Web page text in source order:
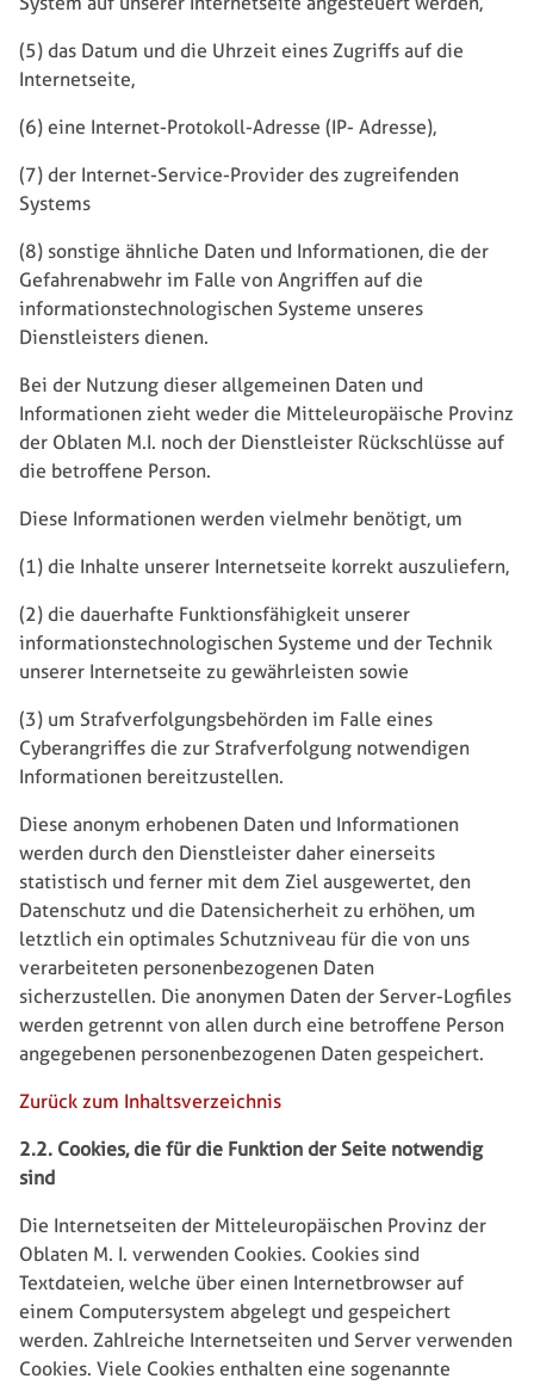
(5) das Datum und die Uhrzeit eines Zugriffs auf die
Internetseite,
(6) eine Internet-Protokoll-Adresse (IP- Adresse),
(7) der Internet-Service-Provider des zugreifenden
Systems
(8) sonstige ähnliche Daten und Informationen, die der
Gefahrenabwehr im Falle von Angriffen auf die
informationstechnologischen Systeme unseres
Dienstleisters dienen.
Bei der Nutzung dieser allgemeinen Daten und
Informationen zieht weder die Mitteleuropäische Provinz
der Oblaten M.I. noch der Dienstleister Rückschlüsse auf
die betroffene Person.
Diese Informationen werden vielmehr benötigt, um
(1) die Inhalte unserer Internetseite korrekt auszuliefern,
(2) die dauerhafte Funktionsfähigkeit unserer
informationstechnologischen Systeme und der Technik
unserer Internetseite zu gewährleisten sowie
(3) um Strafverfolgungsbehörden im Falle eines
Cyberangriffes die zur Strafverfolgung notwendigen
Informationen bereitzustellen.
Diese anonym erhobenen Daten und Informationen
werden durch den Dienstleister daher einerseits
statistisch und ferner mit dem Ziel ausgewertet, den
Datenschutz und die Datensicherheit zu erhöhen, um
letztlich ein optimales Schutzniveau für die von uns
verarbeiteten personenbezogenen Daten
sicherzustellen. Die anonymen Daten der Server-Logfiles
werden getrennt von allen durch eine betroffene Person
angegebenen personenbezogenen Daten gespeichert.
Zurück zum Inhaltsverzeichnis
2.2. Cookies, die für die Funktion der Seite notwendig
sind
Die Internetseiten der Mitteleuropäischen Provinz der
Oblaten M. I. verwenden Cookies. Cookies sind
Textdateien, welche über einen Internetbrowser auf
einem Computersystem abgelegt und gespeichert
werden. Zahlreiche Internetseiten und Server verwenden
Cookies. Viele Cookies enthalten eine sogenannte